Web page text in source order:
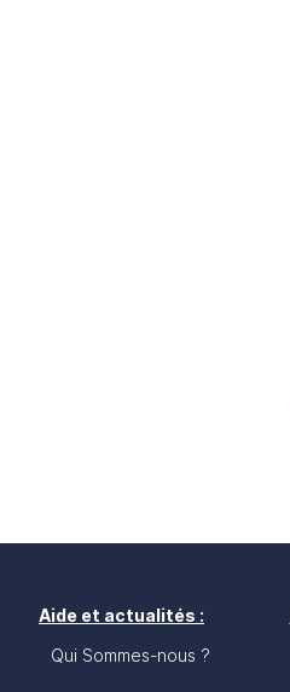
Aide et actualités :
Qui Sommes-nous ?